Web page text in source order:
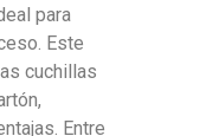
para
Este
cuchillas
Entre